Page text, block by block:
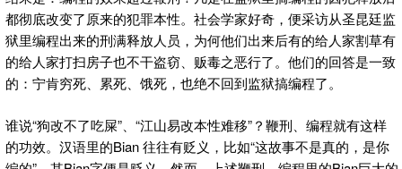
都彻底改变了原来的犯罪本性。社会学家好奇，便采访从圣昆廷监
狱里编程出来的刑满释放人员，为何他们出来后有的给人家割草有
的给人家打扫房子也不干盗窃、贩毒之恶行了。他们的回答是一致
的：宁肯穷死、累死、饿死，也绝不回到监狱搞编程了。
谁说“狗改不了吃屎”、“江山易改本性难移”？鞭刑、编程就有这样
的功效。汉语里的Bian 往往有贬义，比如“这故事不是真的，是你